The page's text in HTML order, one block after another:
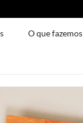
O que fazemos